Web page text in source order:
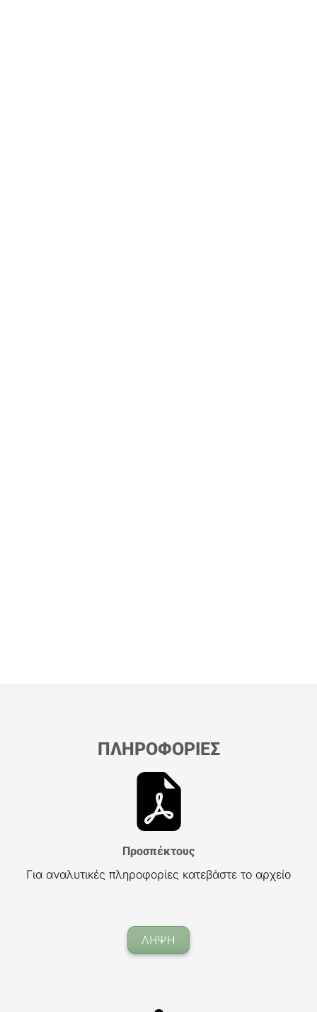
ΠΛΗΡΟΦΟΡΙΕΣ
Προσπέκτους
Για αναλυτικές πληροφορίες κατεβάστε το αρχείο
ΛΗΨΗ